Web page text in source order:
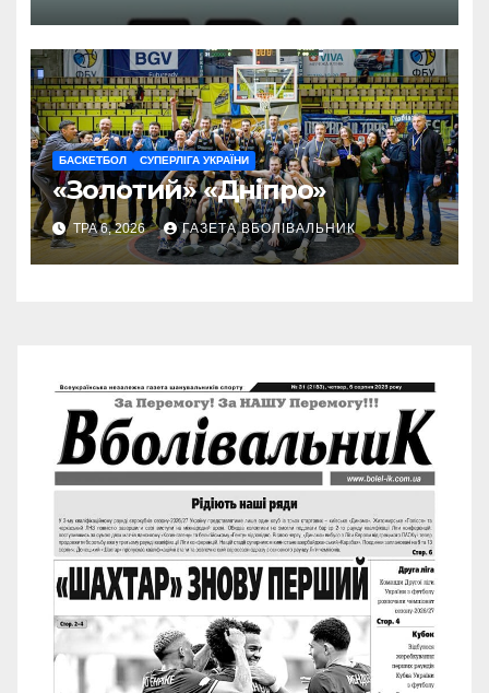
БАСКЕТБОЛ СУПЕРЛІГА УКРАЇНИ
«Золотий» «Дніпро»
ТРА 6, 2026 ГАЗЕТА ВБОЛІВАЛЬНИК